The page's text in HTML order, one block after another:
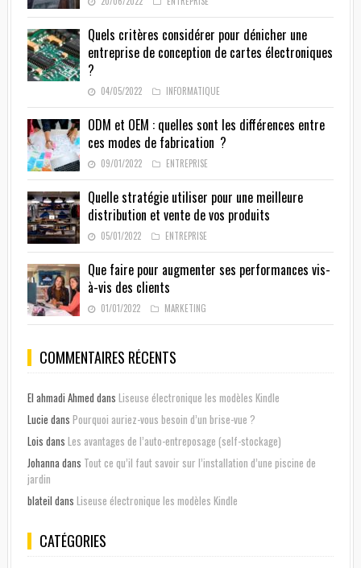
Quels critères considérer pour dénicher une
entreprise de conception de cartes électroniques
?
04/05/2022 INFORMATIQUE
ODM et OEM : quelles sont les différences entre
ces modes de fabrication ?
09/01/2022 ENTREPRISE
Quelle stratégie utiliser pour une meilleure
distribution et vente de vos produits
05/01/2022 ENTREPRISE
Que faire pour augmenter ses performances vis-
à-vis des clients
01/01/2022 MARKETING
COMMENTAIRES RÉCENTS
El ahmadi Ahmed dans Liseuse électronique les modèles Kindle
Lucie dans Pourquoi auriez-vous besoin d’un brise-vue ?
Lois dans Les avantages de l’auto-entreposage (self-stockage)
Johanna dans Tout ce qu’il faut savoir sur l’installation d’une piscine de
jardin
blateil dans Liseuse électronique les modèles Kindle
CATÉGORIES